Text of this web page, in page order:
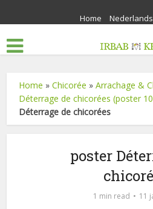
Home Nederlands
Home »Chicorée »Arrachage &
Déterrage de chicorées (poster
Déterrage de chicorées
poster
1 min read 11